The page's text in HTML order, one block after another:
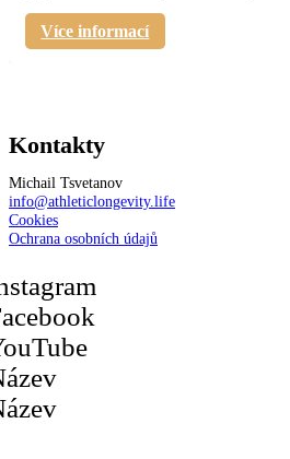
Více informací
Kontakty
Michail Tsvetanov
info@athleticlongevity.life
Cookies
Ochrana osobních údajů